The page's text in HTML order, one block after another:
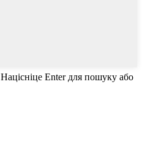
Націсніце Enter для пошуку або